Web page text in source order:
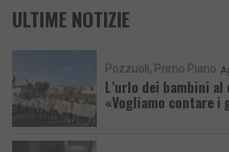
ULTIME NOTIZIE
Pozzuoli Primo Piano
L’urlo dei bambini
«Vogliamo contare i